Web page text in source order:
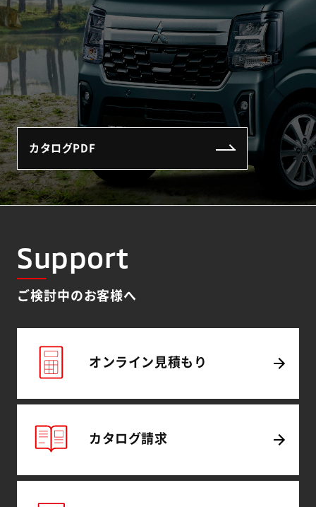
カタログPDF
Support
ご検討中のお客様へ
オンライン 見積もり
カタログ請求